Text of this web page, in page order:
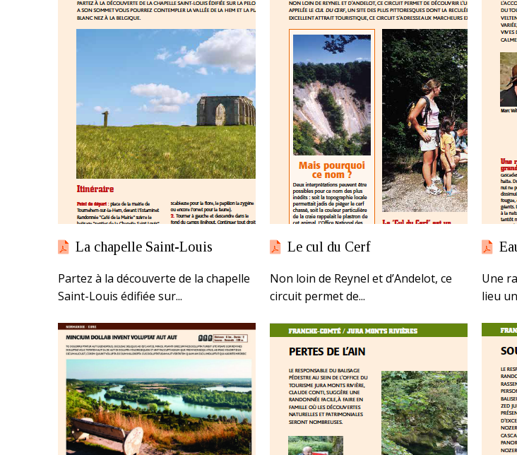
La chapelle Saint-Louis
Partez à la découverte de la chapelle
Saint-Louis édifiée sur...
Le cul du Cerf
Non loin de Reynel et d’Andelot, ce
circuit permet de...
Une
lieu